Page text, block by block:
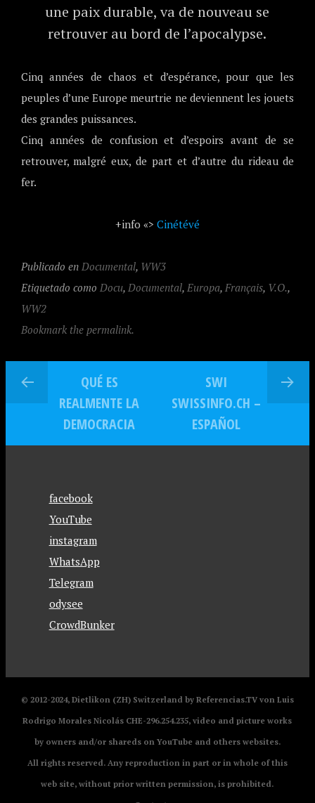
une paix durable, va de nouveau se
retrouver au bord de l’apocalypse.
Cinq années de chaos et d’espérance, pour que les
peuples d’une Europe meurtrie ne deviennent les jouets
des grandes puissances.
Cinq années de confusion et d’espoirs avant de se
retrouver, malgré eux, de part et d’autre du rideau de
fer.
+info «> Cinétévé
Publicado en Documental, WW3
Etiquetado como Docu, Documental, Europa, Français, V.O.,
WW2
Bookmark the permalink.
QUÉ ES
REALMENTE LA
DEMOCRACIA
SWI
SWISSINFO.CH –
ESPAÑOL
facebook
YouTube
instagram
WhatsApp
Telegram
odysee
CrowdBunker
© 2012-2024, Dietlikon (ZH) Switzerland by Referencias.TV von Luis
Rodrigo Morales Nicolás CHE-296.254.235, video and picture works
by owners and/or shareds on YouTube and others websites.
All rights reserved. Any reproduction in part or in whole of this
web site, without prior written permission, is prohibited.